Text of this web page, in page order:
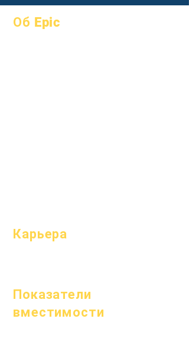
Об Epic
Карьера
Показатели
вместимости